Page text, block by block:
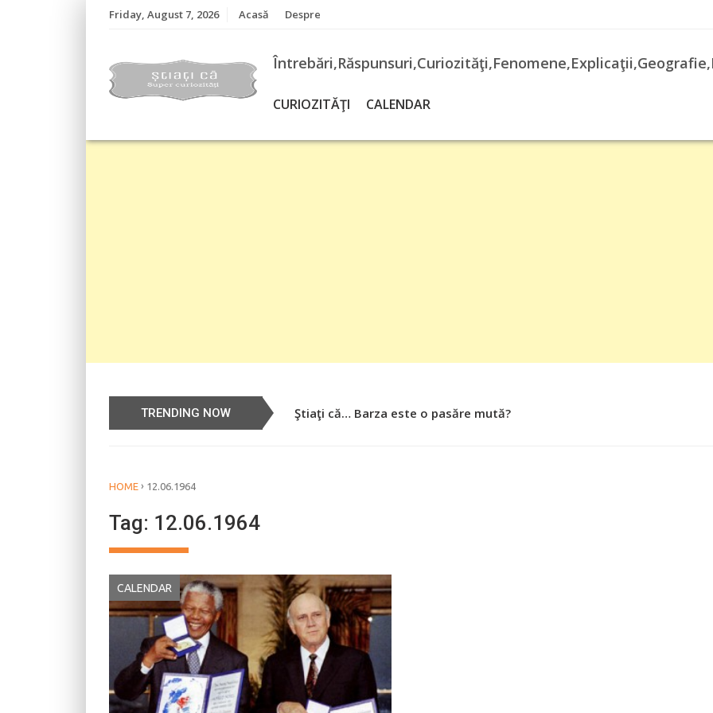
Friday, August 7, 2026 Acasă Despre
CURIOZITĂŢI CALENDAR
TRENDING NOW Ştiaţi că… Barza este o pasăre mută?
Știați că… Roşiile îsi păstrează substanţele benefice organismului
HOME › 12.06.1964
Tag: 12.06.1964
CALENDAR